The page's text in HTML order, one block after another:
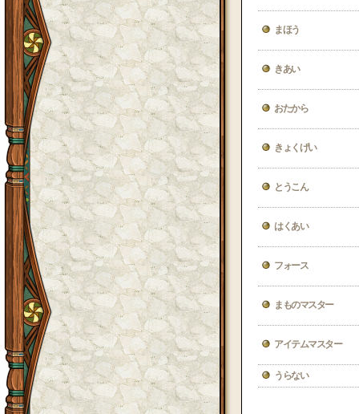
まほう
きあい
おたから
きょくげい
とうこん
はくあい
フォース
まものマスター
アイテムマスター
うらない